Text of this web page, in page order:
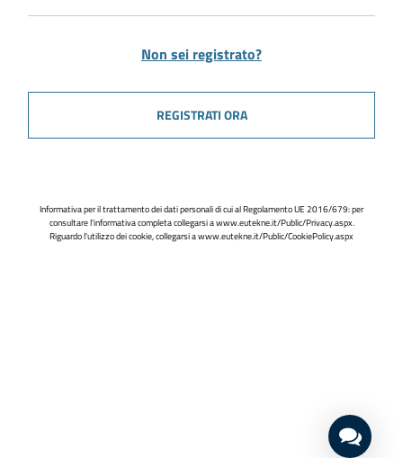
Non sei registrato?
REGISTRATI ORA
Informativa per il trattamento dei dati personali di cui al Regolamento UE 2016/679: per
consultare l'informativa completa collegarsi awww.eutekne.it/Public/Privacy.aspx.
Riguardo l'utilizzo dei cookie, collegarsi awww.eutekne.it/Public/CookiePolicy.aspx